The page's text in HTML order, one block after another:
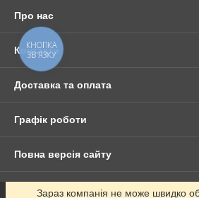
Про нас
Контакти
Доставка та оплата
Графік роботи
Повна версія сайту
Сайт створено на маркетплейсі
Зараз компанія не може швидко
КНОПКА
ЗВ'ЯЗКУ